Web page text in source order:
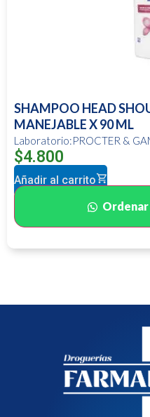
SHAMPOO HEAD
MANEJABLE X 90 ML
Laboratorio:PROCTER &
$4.800
Añadir al carrito